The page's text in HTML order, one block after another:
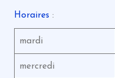
Horaires :
mardi
mercredi